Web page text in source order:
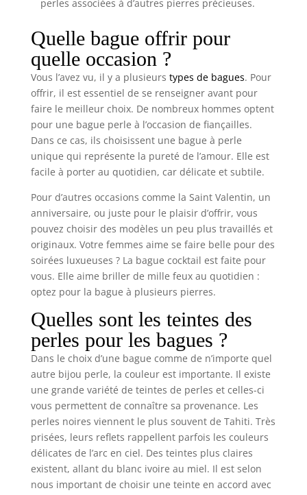
perles associées à d’autres pierres précieuses.
Quelle bague offrir pour
quelle occasion ?
Vous l’avez vu, il y a plusieurs types de bagues. Pour
offrir, il est essentiel de se renseigner avant pour
faire le meilleur choix. De nombreux hommes optent
pour une bague perle à l’occasion de fiançailles.
Dans ce cas, ils choisissent une bague à perle
unique qui représente la pureté de l’amour. Elle est
facile à porter au quotidien, car délicate et subtile.
Pour d’autres occasions comme la Saint Valentin, un
anniversaire, ou juste pour le plaisir d’offrir, vous
pouvez choisir des modèles un peu plus travaillés et
originaux. Votre femmes aime se faire belle pour des
soirées luxueuses ? La bague cocktail est faite pour
vous. Elle aime briller de mille feux au quotidien :
optez pour la bague à plusieurs pierres.
Quelles sont les teintes des
perles pour les bagues ?
Dans le choix d’une bague comme de n’importe quel
autre bijou perle, la couleur est importante. Il existe
une grande variété de teintes de perles et celles-ci
vous permettent de connaître sa provenance. Les
perles noires viennent le plus souvent de Tahiti. Très
prisées, leurs reflets rappellent parfois les couleurs
délicates de l’arc en ciel. Des teintes plus claires
existent, allant du blanc ivoire au miel. Il est selon
nous important de choisir une teinte en accord avec